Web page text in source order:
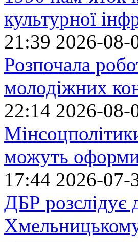
культурної
21:39 2026-08-
Розпочала
молодіжних
22:14 2026-08-
можуть
17:44 2026-07-
ДБР розслідує